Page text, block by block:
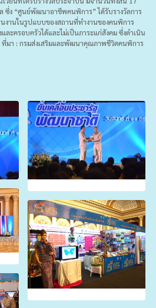
ซึ่ง “ศูนย์พัฒนาอาชีพคนพิการ” ได้รับรางวัลการ
งานในรูปแบบของสถานที่ทำงานของคนพิการ
ละครอบครัวได้และไม่เป็นภาระแก่สังคม ซึ่งดำเนิน
ที่มา : กรมส่งเสริมและพัฒนาคุณภาพชีวิตคนพิการ